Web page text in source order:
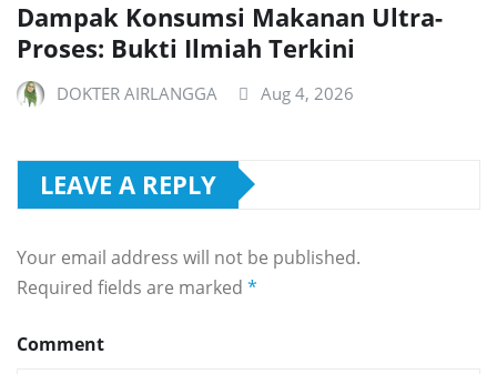
Dampak Konsumsi Makanan Ultra-
Proses: Bukti Ilmiah Terkini
DOKTER AIRLANGGA Aug 4, 2026
LEAVE A REPLY
Your email address will not be published.
Required fields are marked *
Comment